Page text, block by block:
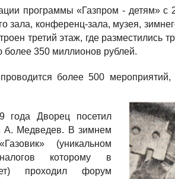
программы «Газпром - детям» с
зала, конференц-зала, музея,
третий этаж, где разместились
более 350 миллионов рублей.
более 500
года Дворец посетил
А. Медведев. В зимнем
(уникальном
которому в
проходил форум